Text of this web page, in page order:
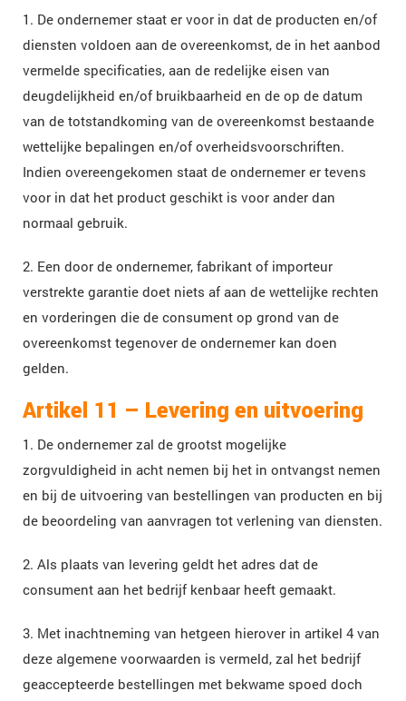
1. De ondernemer staat er voor in dat de producten en/of
diensten voldoen aan de overeenkomst, de in het aanbod
vermelde specificaties, aan de redelijke eisen van
deugdelijkheid en/of bruikbaarheid en de op de datum
van de totstandkoming van de overeenkomst bestaande
wettelijke bepalingen en/of overheidsvoorschriften.
Indien overeengekomen staat de ondernemer er tevens
voor in dat het product geschikt is voor ander dan
normaal gebruik.
2. Een door de ondernemer, fabrikant of importeur
verstrekte garantie doet niets af aan de wettelijke rechten
en vorderingen die de consument op grond van de
overeenkomst tegenover de ondernemer kan doen
gelden.
Artikel 11 – Levering en uitvoering
1. De ondernemer zal de grootst mogelijke
zorgvuldigheid in acht nemen bij het in ontvangst nemen
en bij de uitvoering van bestellingen van producten en bij
de beoordeling van aanvragen tot verlening van diensten.
2. Als plaats van levering geldt het adres dat de
consument aan het bedrijf kenbaar heeft gemaakt.
3. Met inachtneming van hetgeen hierover in artikel 4 van
deze algemene voorwaarden is vermeld, zal het bedrijf
geaccepteerde bestellingen met bekwame spoed doch